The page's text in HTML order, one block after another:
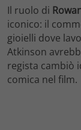
Il ruolo di
iconico: il
gioielli dove
Atkinson
regista cambiò
comica nel film.